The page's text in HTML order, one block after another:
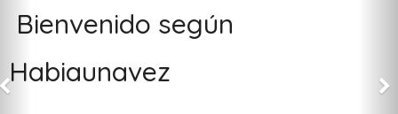
Bienvenido según
Habiaunavez